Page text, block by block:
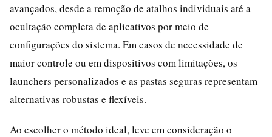
avançados, desde a remoção de atalhos individuais até a
ocultação completa de aplicativos por meio de
configurações do sistema. Em casos de necessidade de
maior controle ou em dispositivos com limitações, os
launchers personalizados e as pastas seguras representam
alternativas robustas e flexíveis.
Ao escolher o método ideal, leve em consideração o